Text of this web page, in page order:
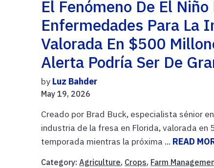
El Fenómeno De El
Enfermedades Para La
Valorada En $500
Alerta Podría Ser De
by Luz Bahder
May 19, 2026
Creado por Brad Buck, especialista sénior
industria de la fresa en Florida, valorada en
temporada mientras la próxima ... READ
Category:Agriculture, Crops, Farm